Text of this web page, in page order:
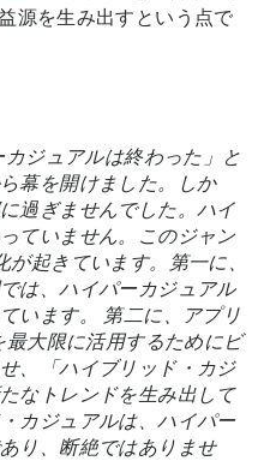
源を生み出すという点で
ジュアルは終わった」と
幕を開けました。しか
過ぎませんでした。ハイ
ていません。このジャン
起きています。第一に、
は、ハイパーカジュアル
います。 第二に、アプリ
最大限に活用するためにビ
、「ハイブリッド・カジ
なトレンドを生み出して
カジュアルは、ハイパー
り、断絶ではありませ